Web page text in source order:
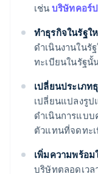
เช่น บริษัทคอร์
ทำธุรกิจในรัฐใ
ดำเนินงานใน
ทะเบียนในรัฐนั้
เปลี่ยนประเภ
เปลี่ยนแปลงรู
ดำเนินการแบ
ตัวแทนที่จดทะ
เพิ่มความพร้อ
บริษัทตลอดเวล